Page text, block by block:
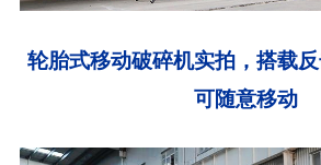
轮胎式移动破碎机实拍，搭载反
可随意移动